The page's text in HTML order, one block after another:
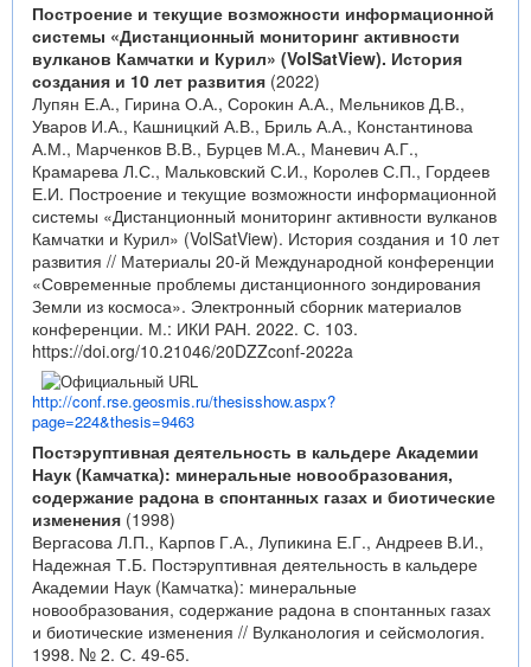
Построение и текущие возможности информационной
системы «Дистанционный мониторинг активности
вулканов Камчатки и Курил» (VolSatView). История
создания и 10 лет развития (2022)
Лупян Е.А., Гирина О.А., Сорокин А.А., Мельников Д.В.,
Уваров И.А., Кашницкий А.В., Бриль А.А., Константинова
А.М., Марченков В.В., Бурцев М.А., Маневич А.Г.,
Крамарева Л.С., Мальковский С.И., Королев С.П., Гордеев
Е.И. Построение и текущие возможности информационной
системы «Дистанционный мониторинг активности вулканов
Камчатки и Курил» (VolSatView). История создания и 10 лет
развития // Материалы 20-й Международной конференции
«Современные проблемы дистанционного зондирования
Земли из космоса». Электронный сборник материалов
конференции. М.: ИКИ РАН. 2022. С. 103.
https://doi.org/10.21046/20DZZconf-2022a
http://conf.rse.geosmis.ru/thesisshow.aspx?
page=224&thesis=9463
Постэруптивная деятельность в кальдере Академии
Наук (Камчатка): минеральные новообразования,
содержание радона в спонтанных газах и биотические
изменения (1998)
Вергасова Л.П., Карпов Г.А., Лупикина Е.Г., Андреев В.И.,
Надежная Т.Б. Постэруптивная деятельность в кальдере
Академии Наук (Камчатка): минеральные
новообразования, содержание радона в спонтанных газах
и биотические изменения // Вулканология и сейсмология.
1998. № 2. С. 49-65.